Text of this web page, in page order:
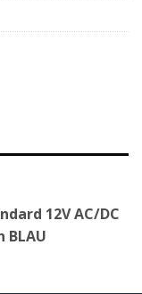
12V AC/DC
BLAU